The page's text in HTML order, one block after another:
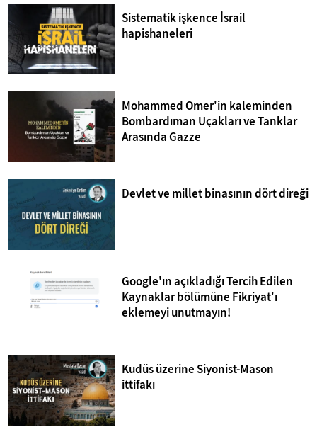
Sistematik işkence İsrail
hapishaneleri
Mohammed Omer'in kaleminden
Bombardıman Uçakları ve Tanklar
Arasında Gazze
Devlet ve millet binasının dört direği
Google'ın açıkladığı Tercih Edilen
Kaynaklar bölümüne Fikriyat'ı
eklemeyi unutmayın!
Kudüs üzerine Siyonist-Mason
ittifakı